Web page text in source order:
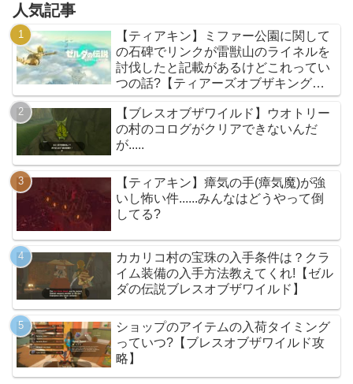
人気記事
【ティアキン】ミファー公園に関して
の石碑でリンクが雷獣山のライネルを
討伐したと記載があるけどこれってい
つの話?【ティアーズオブザキングダ
ム】
【ブレスオブザワイルド】ウオトリー
の村のコログがクリアできないんだ
が.....
【ティアキン】瘴気の手(瘴気魔)が強
いし怖い件......みんなはどうやって倒
してる?
カカリコ村の宝珠の入手条件は？クラ
イム装備の入手方法教えてくれ!【ゼル
ダの伝説ブレスオブザワイルド】
ショップのアイテムの入荷タイミング
っていつ?【ブレスオブザワイルド攻
略】